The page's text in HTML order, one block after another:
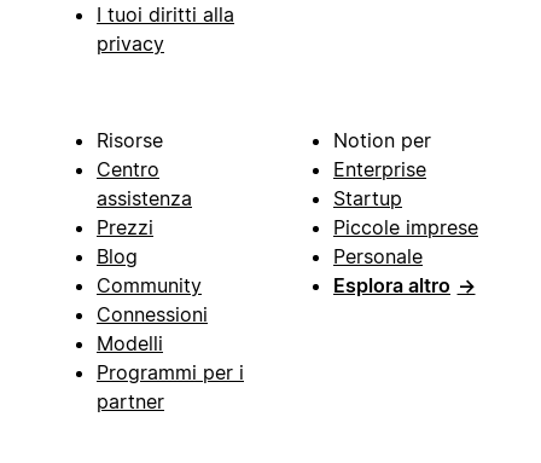
I tuoi diritti alla
privacy
Risorse
Centro
assistenza
Prezzi
Blog
Community
Connessioni
Modelli
Programmi per i
partner
Notion per
Enterprise
Startup
Piccole imprese
Personale
Esplora altro →